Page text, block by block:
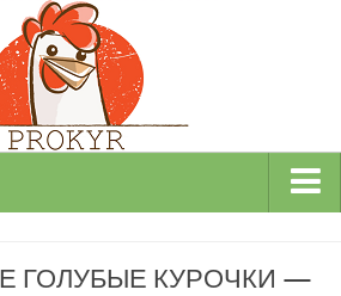
Декоративные
ГОЛУБЫЕ КУРОЧКИ —